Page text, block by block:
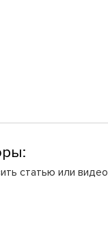
статью или видео